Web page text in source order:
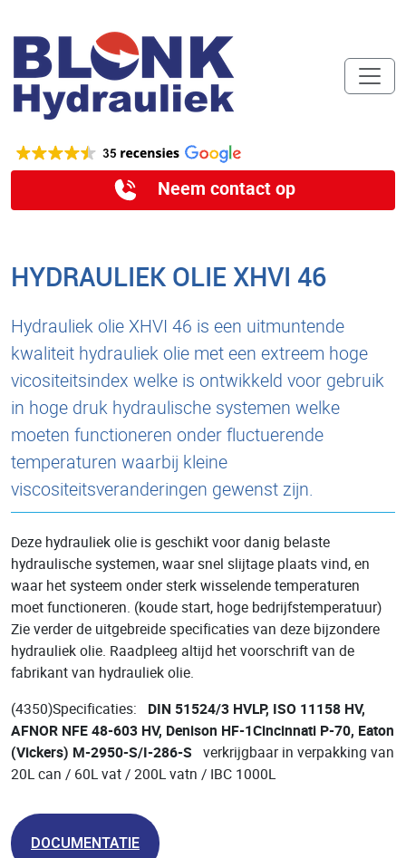
Neem contact op
HYDRAULIEK OLIE XHVI 46
Hydrauliek olie XHVI 46 is een uitmuntende
kwaliteit hydrauliek olie met een extreem hoge
vicositeitsindex welke is ontwikkeld voor gebruik
in hoge druk hydraulische systemen welke
moeten functioneren onder fluctuerende
temperaturen waarbij kleine
viscositeitsveranderingen gewenst zijn.
Deze hydrauliek olie is geschikt voor danig belaste
hydraulische systemen, waar snel slijtage plaats vind, en
waar het systeem onder sterk wisselende temperaturen
moet functioneren. (koude start, hoge bedrijfstemperatuur)
Zie verder de uitgebreide specificaties van deze bijzondere
hydrauliek olie. Raadpleeg altijd het voorschrift van de
fabrikant van hydrauliek olie.
(4350)Specificaties: DIN 51524/3 HVLP, ISO 11158 HV,
AFNOR NFE 48-603 HV, Denison HF-1Cincinnati P-70, Eaton
(Vickers) M-2950-S/I-286-S verkrijgbaar in verpakking van
20L can / 60L vat / 200L vatn / IBC 1000L
DOCUMENTATIE